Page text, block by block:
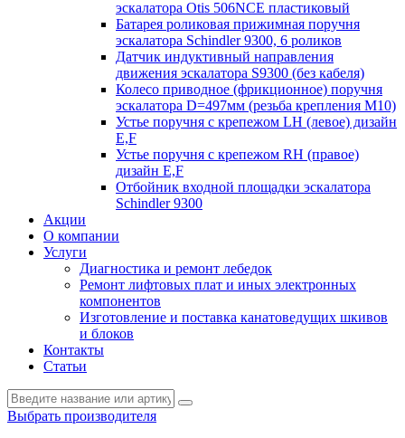
эскалатора Otis 506NCE пластиковый
Батарея роликовая прижимная поручня
эскалатора Schindler 9300, 6 роликов
Датчик индуктивный направления
движения эскалатора S9300 (без кабеля)
Колесо приводное (фрикционное) поручня
эскалатора D=497мм (резьба крепления M10)
Устье поручня с крепежом LH (левое) дизайн
E,F
Устье поручня с крепежом RH (правое)
дизайн E,F
Отбойник входной площадки эскалатора
Schindler 9300
Акции
О компании
Услуги
Диагностика и ремонт лебедок
Ремонт лифтовых плат и иных электронных
компонентов
Изготовление и поставка канатоведущих шкивов
и блоков
Контакты
Статьи
Выбрать производителя